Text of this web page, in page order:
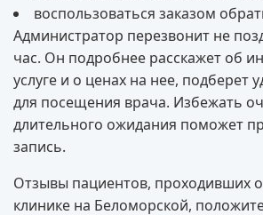
воспользоваться заказом
Администратор перезвонит не
час. Он подробнее расскажет об
услуге и о ценах на нее, подберет
для посещения врача. Избежать
длительного ожидания поможет
запись.
Отзывы пациентов, проходивших
клинике на Беломорской,